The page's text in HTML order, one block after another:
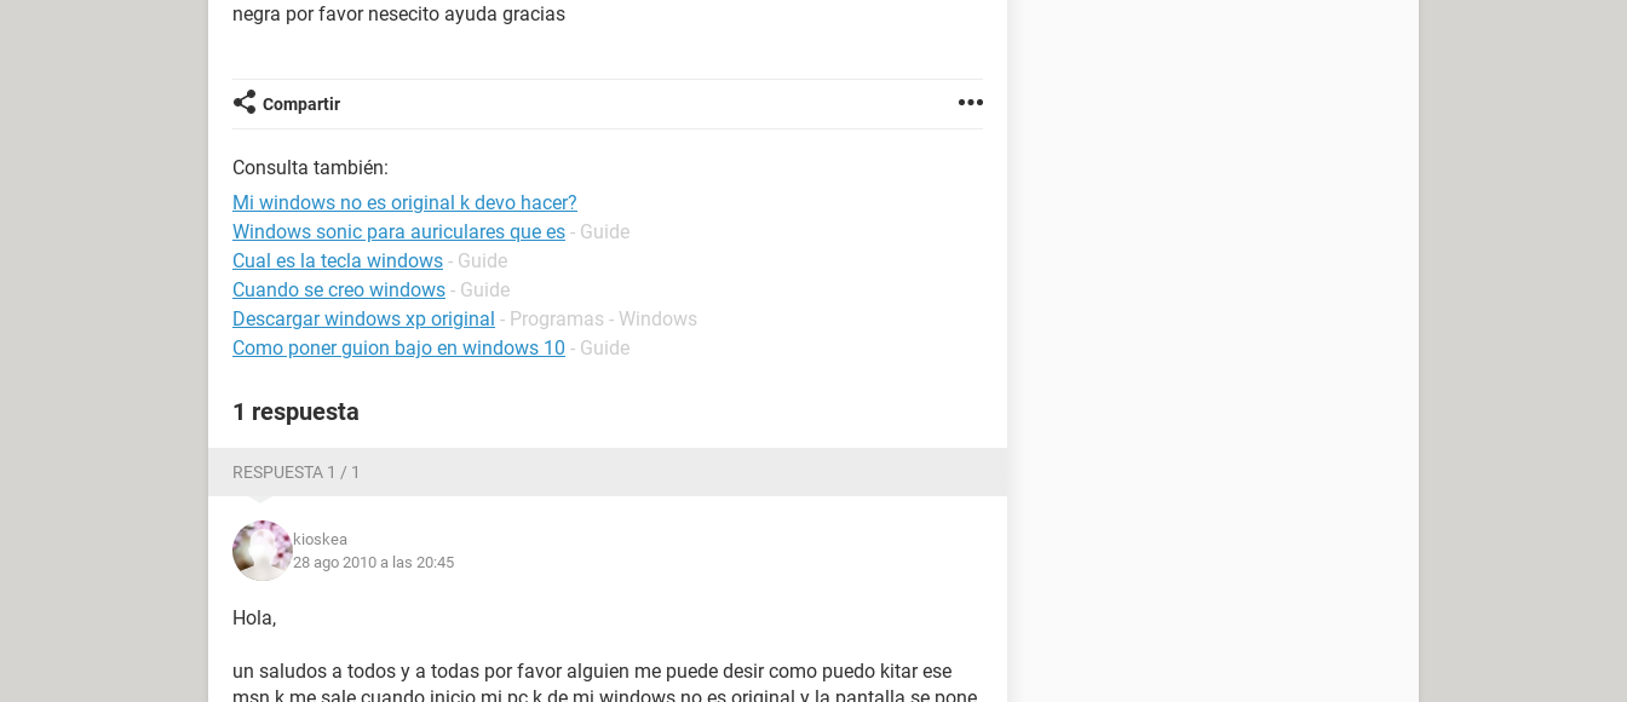
negra por favor nesecito ayuda gracias
Compartir
Consulta también:
Mi windows no es original k devo hacer?
Windows sonic para auriculares que es - Guide
Cual es la tecla windows - Guide
Cuando se creo windows - Guide
Descargar windows xp original - Programas - Windows
Como poner guion bajo en windows 10 - Guide
1 respuesta
RESPUESTA 1 / 1
kioskea
28 ago 2010 a las 20:45
Hola,
un saludos a todos y a todas por favor alguien me puede desir como puedo kitar ese